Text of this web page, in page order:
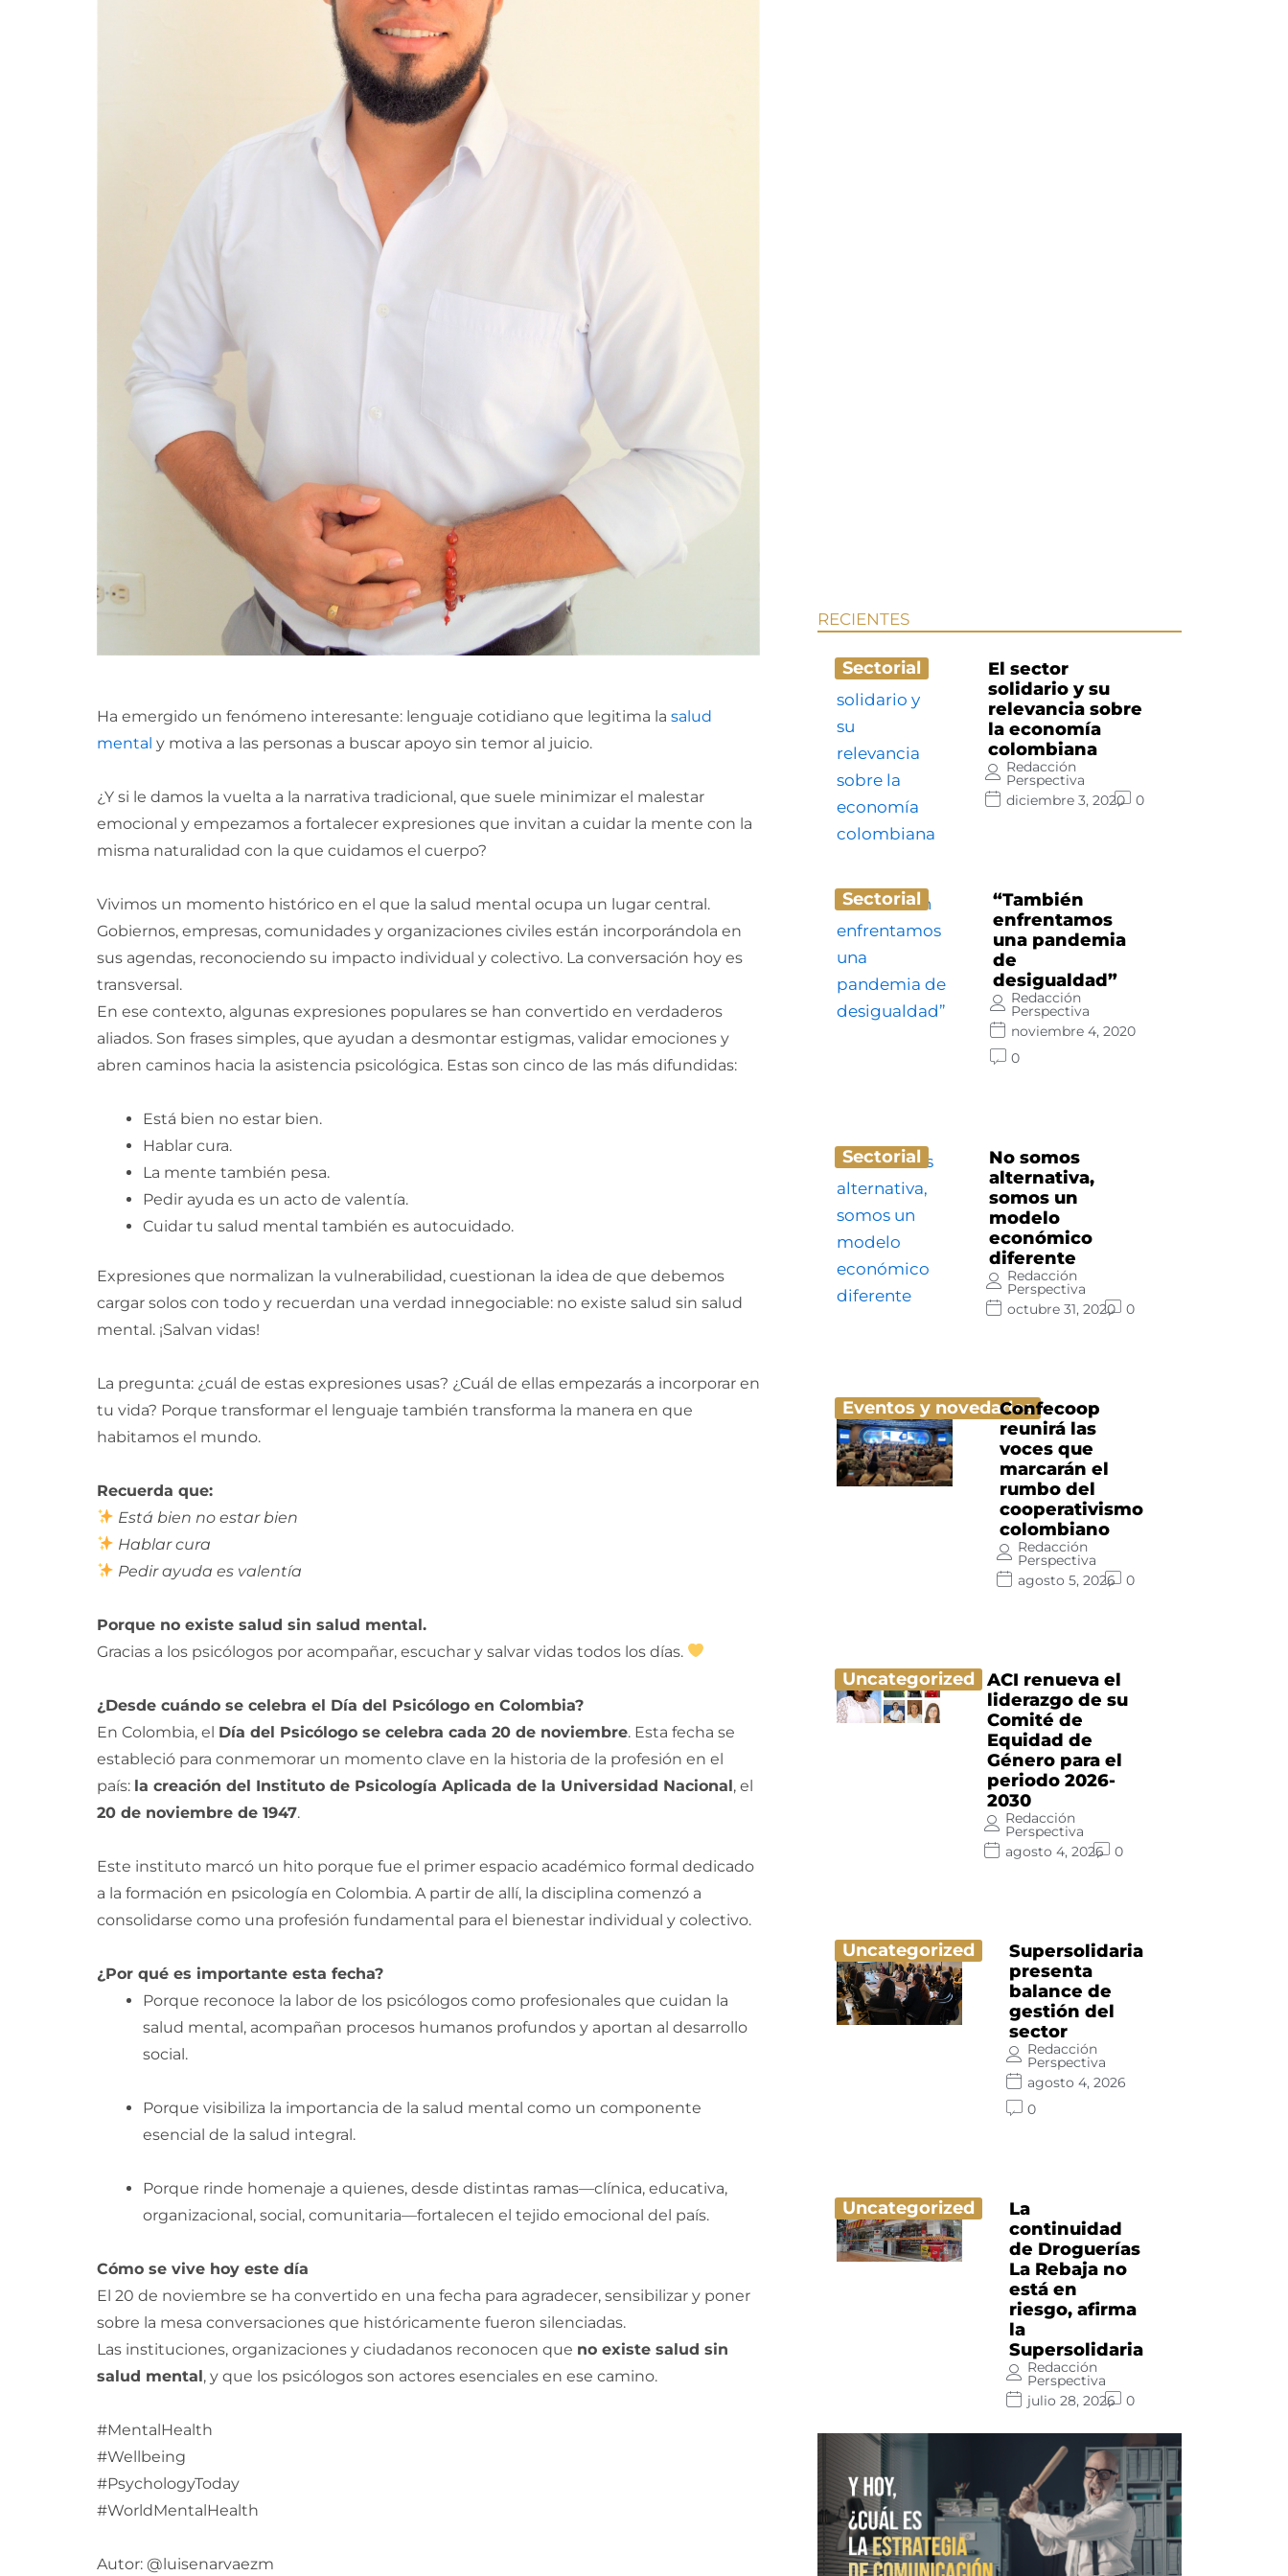
Ha emergido un fenómeno interesante: lenguaje cotidiano que legitima la salud
mental y motiva a las personas a buscar apoyo sin temor al juicio.
¿Y si le damos la vuelta a la narrativa tradicional, que suele minimizar el malestar
emocional y empezamos a fortalecer expresiones que invitan a cuidar la mente con la
misma naturalidad con la que cuidamos el cuerpo?
Vivimos un momento histórico en el que la salud mental ocupa un lugar central.
Gobiernos, empresas, comunidades y organizaciones civiles están incorporándola en
sus agendas, reconociendo su impacto individual y colectivo. La conversación hoy es
transversal.
En ese contexto, algunas expresiones populares se han convertido en verdaderos
aliados. Son frases simples, que ayudan a desmontar estigmas, validar emociones y
abren caminos hacia la asistencia psicológica. Estas son cinco de las más difundidas:
Está bien no estar bien.
Hablar cura.
La mente también pesa.
Pedir ayuda es un acto de valentía.
Cuidar tu salud mental también es autocuidado.
Expresiones que normalizan la vulnerabilidad, cuestionan la idea de que debemos
cargar solos con todo y recuerdan una verdad innegociable: no existe salud sin salud
mental. ¡Salvan vidas!
La pregunta: ¿cuál de estas expresiones usas? ¿Cuál de ellas empezarás a incorporar en
tu vida? Porque transformar el lenguaje también transforma la manera en que
habitamos el mundo.
Recuerda que:
Está bien no estar bien
Hablar cura
Pedir ayuda es valentía
Porque no existe salud sin salud mental.
Gracias a los psicólogos por acompañar, escuchar y salvar vidas todos los días.
¿Desde cuándo se celebra el Día del Psicólogo en Colombia?
En Colombia, el Día del Psicólogo se celebra cada 20 de noviembre. Esta fecha se
estableció para conmemorar un momento clave en la historia de la profesión en el
país: la creación del Instituto de Psicología Aplicada de la Universidad Nacional, el
20 de noviembre de 1947.
Este instituto marcó un hito porque fue el primer espacio académico formal dedicado
a la formación en psicología en Colombia. A partir de allí, la disciplina comenzó a
consolidarse como una profesión fundamental para el bienestar individual y colectivo.
¿Por qué es importante esta fecha?
Porque reconoce la labor de los psicólogos como profesionales que cuidan la
salud mental, acompañan procesos humanos profundos y aportan al desarrollo
social.
Porque visibiliza la importancia de la salud mental como un componente
esencial de la salud integral.
Porque rinde homenaje a quienes, desde distintas ramas—clínica, educativa,
organizacional, social, comunitaria—fortalecen el tejido emocional del país.
Cómo se vive hoy este día
El 20 de noviembre se ha convertido en una fecha para agradecer, sensibilizar y poner
sobre la mesa conversaciones que históricamente fueron silenciadas.
Las instituciones, organizaciones y ciudadanos reconocen que no existe salud sin
salud mental, y que los psicólogos son actores esenciales en ese camino.
#MentalHealth
#Wellbeing
#PsychologyToday
#WorldMentalHealth
Autor: @luisenarvaezm
RECIENTES
Sectorial
El sector
solidario y su
relevancia sobre
la economía
colombiana
Redacción
Perspectiva
diciembre 3, 2020
0
Sectorial
“También
enfrentamos
una pandemia
de
desigualdad”
Redacción
Perspectiva
noviembre 4, 2020
0
Sectorial
No somos
alternativa,
somos un
modelo
económico
diferente
Redacción
Perspectiva
octubre 31, 2020
0
Eventos y novedadesConfecoop
reunirá las
voces que
marcarán el
rumbo del
cooperativismo
colombiano
Redacción
Perspectiva
agosto 5, 2026
0
Uncategorized
ACI renueva el
liderazgo de su
Comité de
Equidad de
Género para el
periodo 2026-
2030
Redacción
Perspectiva
agosto 4, 2026
0
Uncategorized
Supersolidaria
presenta
balance de
gestión del
sector
Redacción
Perspectiva
agosto 4, 2026
0
Uncategorized
La
continuidad
de Droguerías
La Rebaja no
está en
riesgo, afirma
la
Supersolidaria
Redacción
Perspectiva
julio 28, 2026
0